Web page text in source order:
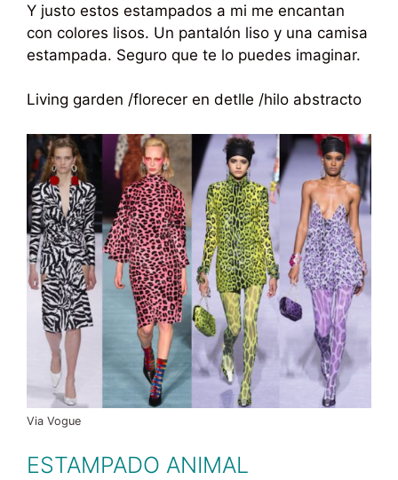
Y justo estos estampados a mi me encantan
con colores lisos. Un pantalón liso y una camisa
estampada. Seguro que te lo puedes imaginar.
Living garden /florecer en detlle /hilo abstracto
Via Vogue
ESTAMPADO ANIMAL